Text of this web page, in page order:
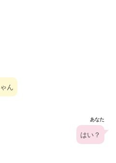
ん
あなた
はい？